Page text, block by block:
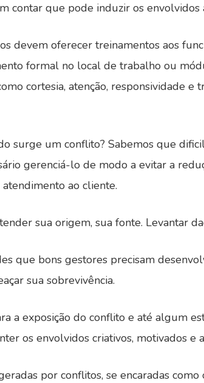
contar que pode induzir os
devem oferecer treinamentos aos
formal no local de trabalho ou
cortesia, atenção, responsividade
surge um conflito? Sabemos que
gerenciá-lo de modo a evitar a
ao cliente.
sua origem, sua fonte. Levantar
que bons gestores precisam
sua sobrevivência.
a exposição do conflito e até algum
os envolvidos criativos, motivados e
por conflitos, se encaradas